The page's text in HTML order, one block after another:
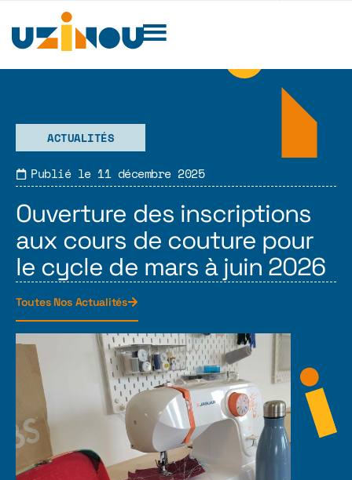
ACTUALITÉS
Publié le 11 décembre 2025
Ouverture des inscriptions
aux cours de couture pour
le cycle de mars à juin 2026
Toutes Nos Actualités